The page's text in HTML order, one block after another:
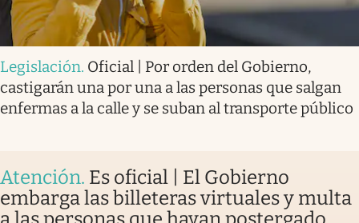
Legislación. Oficial | Por orden del Gobierno,
castigarán una por una a las personas que salgan
enfermas a la calle y se suban al transporte público
Atención. Es oficial | El Gobierno
embarga las billeteras virtuales y multa